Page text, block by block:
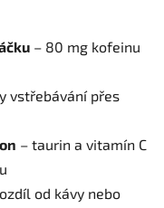
– 80 mg kofeinu
vstřebávání přes
– taurin a vitamín C
od kávy nebo